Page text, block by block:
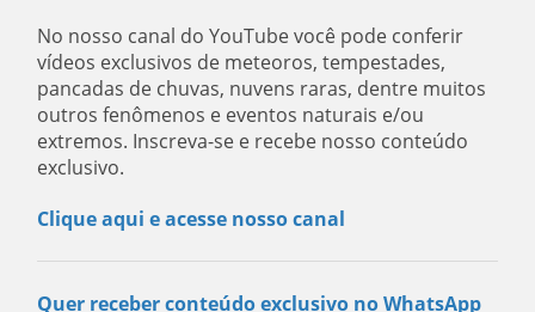
No nosso canal do YouTube você pode conferir
vídeos exclusivos de meteoros, tempestades,
pancadas de chuvas, nuvens raras, dentre muitos
outros fenômenos e eventos naturais e/ou
extremos. Inscreva-se e recebe nosso conteúdo
exclusivo.
Clique aqui e acesse nosso canal
Quer receber conteúdo exclusivo no WhatsApp